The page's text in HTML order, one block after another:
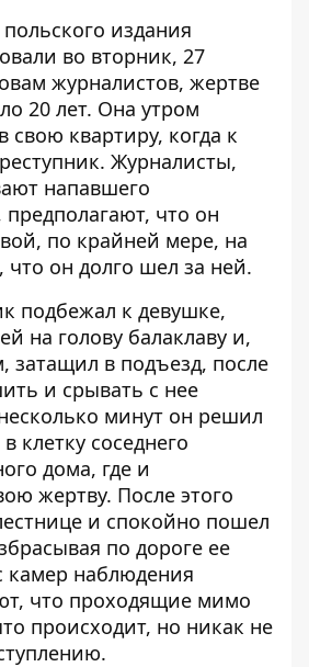
издания
во вторник, 27
журналистов, жертве
20 лет. Она утром
свою квартиру, когда к
Журналисты,
напавшего
предполагают, что он
по крайней мере, на
что он долго шел за ней.
подбежал к девушке,
на голову балаклаву и,
затащил в подъезд, после
и срывать с нее
минут он решил
клетку соседнего
дома, где и
жертву. После этого
и спокойно пошел
по дороге ее
камер наблюдения
что проходящие мимо
происходит, но никак не